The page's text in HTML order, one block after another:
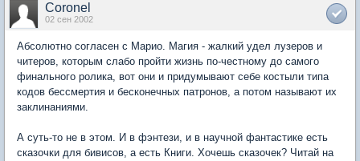
Coronel
02 сен 2002
Абсолютно согласен с Марио. Магия - жалкий удел лузеров и
читеров, которым слабо пройти жизнь по-честному до самого
финального ролика, вот они и придумывают себе костыли типа
кодов бессмертия и бесконечных патронов, а потом называют их
заклинаниями.
А суть-то не в этом. И в фэнтези, и в научной фантастике есть
сказочки для бивисов, а есть Книги. Хочешь сказочек? Читай на